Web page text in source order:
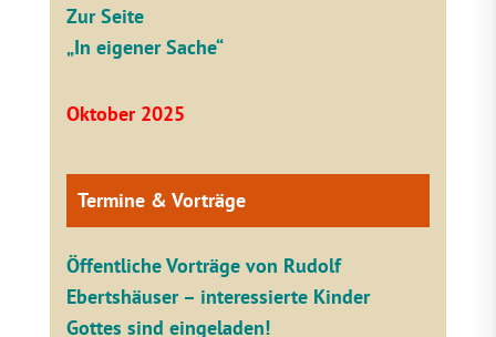
Zur Seite
„In eigener Sache“
Oktober 2025
Termine & Vorträge
Öffentliche Vorträge von Rudolf
Ebertshäuser – interessierte Kinder
Gottes sind eingeladen!